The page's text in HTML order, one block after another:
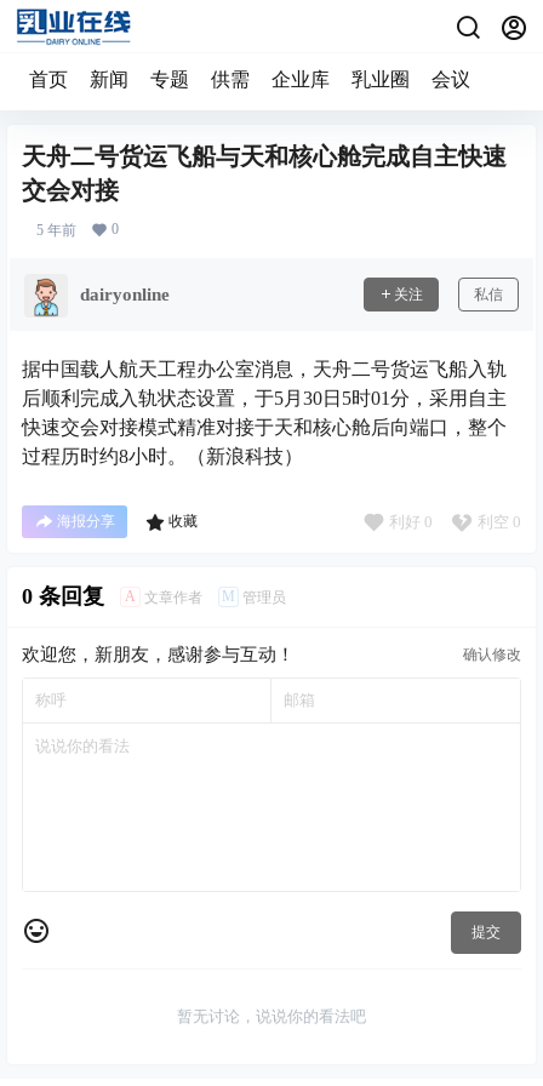
首页 新闻 专题 供需 企业库 乳业圈 会议
天舟二号货运飞船与天和核心舱完成自主快速
交会对接
5 年前 0
dairyonline 关注 私信
据中国载人航天工程办公室消息，天舟二号货运飞船入轨
后顺利完成入轨状态设置，于5月30日5时01分，采用自主
快速交会对接模式精准对接于天和核心舱后向端口，整个
过程历时约8小时。（新浪科技）
海报分享 收藏 利好 0 利空 0
0 条回复 A 文章作者 M 管理员
欢迎您，新朋友，感谢参与互动！ 确认修改
提交
暂无讨论，说说你的看法吧